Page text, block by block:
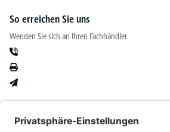
So erreichen Sie uns
Wenden Sie sich an Ihren Fachhändler